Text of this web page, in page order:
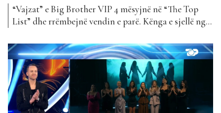
“Vajzat” e Big Brother VIP 4 mësyjnë në “The Top
List” dhe rrëmbejnë vendin e parë. Kënga e sjellë nga
famshme në Shqipëri, është publikuar vetëm pak ditë
më parë dhe impakti i publikut ka qenë i
menjëhershëm. “Vajzat” u...